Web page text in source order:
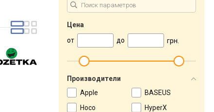
Цена
от
до грн.
Производители
Apple
BASEUS
Hoco
HyperX